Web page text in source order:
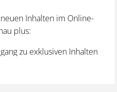
Inhalten im Online-
plus:
zu exklusiven Inhalten
von aktuellen Regelungen
Ruhezeiten,